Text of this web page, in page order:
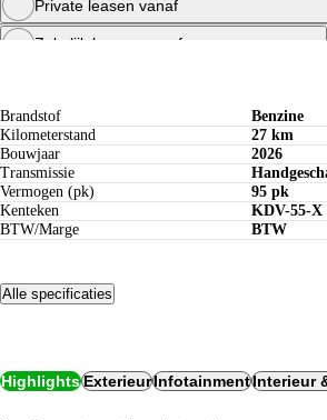
Offerte aanvragen
Bereken maandbedrag
Private leasen vanaf
Zakelijk leasen vanaf
Brandstof
Benzine
Kilometerstand
27 km
Bouwjaar
2026
Transmissie
Vermogen (pk)
95 pk
Kenteken
KDV-55-X
BTW/Marge
BTW
Alle specificaties
HighlightsExterieurInfotainmentInterieur